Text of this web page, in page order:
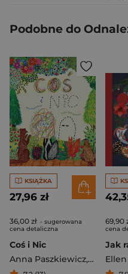
Podobne do
KSIĄŻKA
27,96 zł
36,00 zł - sugerowana
cena detaliczna
Coś i Nic
Anna Paszkiewicz,
69,90
cena